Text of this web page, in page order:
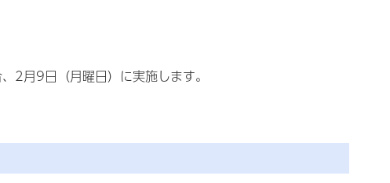
2月9日（月曜日）に実施します。